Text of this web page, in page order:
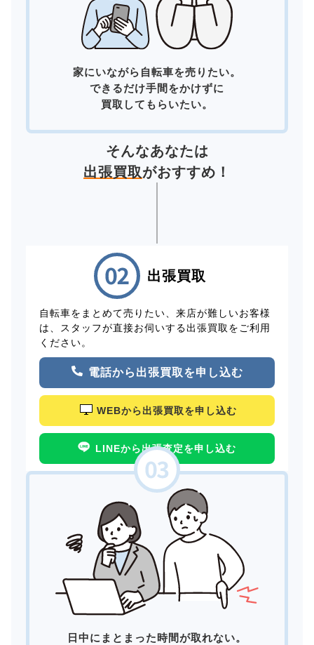
家にいながら自転車を売りたい。
できるだけ手間をかけずに
買取してもらいたい。
そんなあなたは
出張買取がおすすめ！
出張買取
自転車をまとめて売りたい、来店が難しいお客様
は、スタッフが直接お伺いする出張買取をご利用
ください。
電話から出張買取を申し込む
WEBから出張買取を申し込む
LINEから出張査定を申し込む
日中にまとまった時間が取れない。